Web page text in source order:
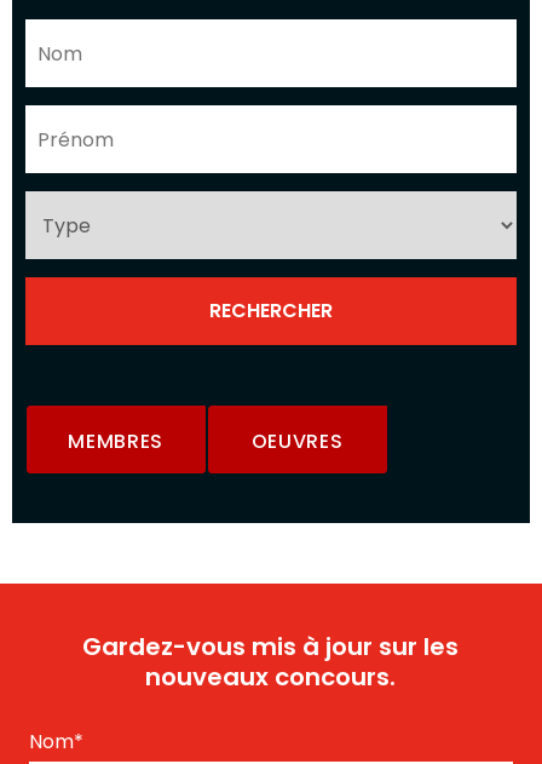
MEMBRES OEUVRES
Gardez-vous mis à jour sur les
nouveaux concours.
Nom*